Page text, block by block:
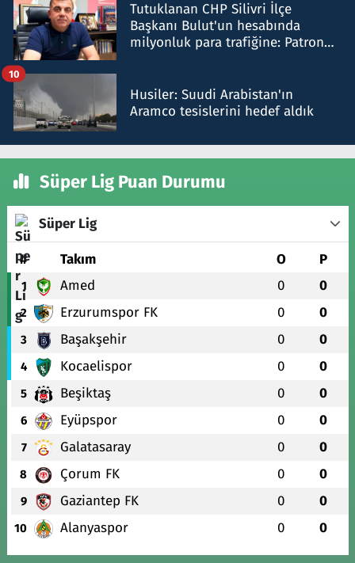
Tutuklanan CHP Silivri İlçe
Başkanı Bulut'un hesabında
milyonluk para trafiğine: Patron
Husiler: Suudi Arabistan'ın
Aramco tesislerini hedef aldık
10
Süper Lig Puan Durumu
Süper Lig
# Takım O P
1 Amed 0 0
2 Erzurumspor FK 0 0
3 Başakşehir 0 0
4 Kocaelispor 0 0
5 Beşiktaş 0 0
6 Eyüpspor 0 0
7 Galatasaray 0 0
8 Çorum FK 0 0
9 Gaziantep FK 0 0
10 Alanyaspor 0 0